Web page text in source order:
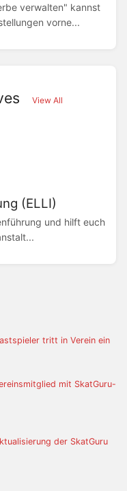
tritt in Verein ein
mit SkatGuru-
der SkatGuru
verwalten" kannst
vorne...
View All
(ELLI)
und hilft euch